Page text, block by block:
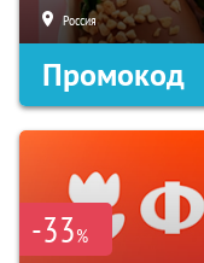
Россия
Промокод
-33%